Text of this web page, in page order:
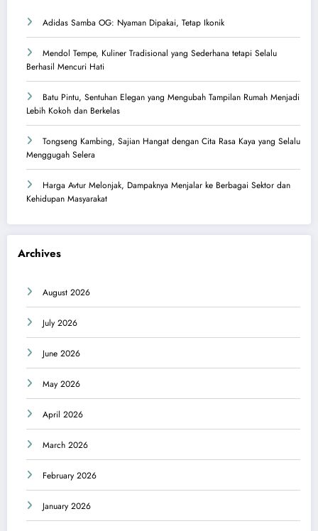
Adidas Samba OG: Nyaman Dipakai, Tetap Ikonik
Mendol Tempe, Kuliner Tradisional yang Sederhana tetapi Selalu
Berhasil Mencuri Hati
Batu Pintu, Sentuhan Elegan yang Mengubah Tampilan Rumah Menjadi
Lebih Kokoh dan Berkelas
Tongseng Kambing, Sajian Hangat dengan Cita Rasa Kaya yang Selalu
Menggugah Selera
Harga Avtur Melonjak, Dampaknya Menjalar ke Berbagai Sektor dan
Kehidupan Masyarakat
Archives
August 2026
July 2026
June 2026
May 2026
April 2026
March 2026
February 2026
January 2026